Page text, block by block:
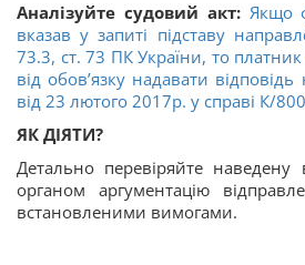
Аналізуйте судовий акт: Якщо
вказав у запиті підставу
73.3, ст. 73 ПК України, то платник
від обов’язку надавати
від 23 лютого 2017р. у справі К/
ЯК ДІЯТИ?
Детально перевіряйте наведену
органом аргументацію
встановленими вимогами.